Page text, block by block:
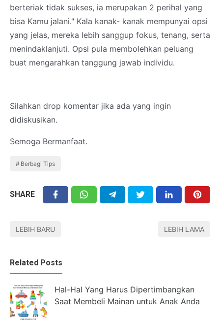
berteriak tidak sukses, ia merupakan 2 perihal yang
bisa Kamu jalani." Kala kanak- kanak mempunyai opsi
yang jelas, mereka lebih sanggup fokus, tenang, serta
menindaklanjuti. Opsi pula membolehkan peluang
buat mengarahkan tanggung jawab individu.
Silahkan drop komentar jika ada yang ingin
didiskusikan.
Semoga Bermanfaat.
Berbagi Tips
SHARE
LEBIH BARU LEBIH LAMA
Related Posts
Hal-Hal Yang Harus Dipertimbangkan
Saat Membeli Mainan untuk Anak Anda